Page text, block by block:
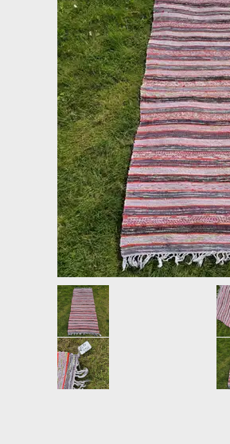
LAMPER
LITOGRAFIER, TRYK,
LYSESTAGER
MALERIER - AKVARELLER
MØBLER
OPBEVARING - BAKKER
PORCELÆN - SERVICE
PUDER
SKULPTURER + FIGURER
SLUMRETÆPPER
ÆGGEBÆGER
SPEJL,
VAT, PAP,